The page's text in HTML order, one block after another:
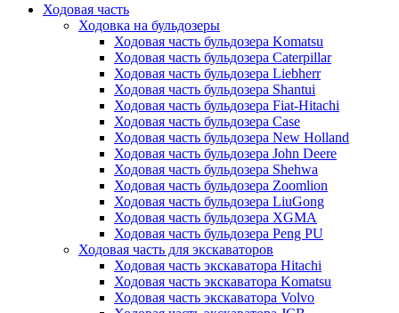
Ходовая часть
Ходовка на бульдозеры
Ходовая часть бульдозера Komatsu
Ходовая часть бульдозера Caterpillar
Ходовая часть бульдозера Liebherr
Ходовая часть бульдозера Shantui
Ходовая часть бульдозера Fiat-Hitachi
Ходовая часть бульдозера Case
Ходовая часть бульдозера New Holland
Ходовая часть бульдозера John Deere
Ходовая часть бульдозера Shehwa
Ходовая часть бульдозера Zoomlion
Ходовая часть бульдозера LiuGong
Ходовая часть бульдозера XGMA
Ходовая часть бульдозера Peng PU
Ходовая часть для экскаваторов
Ходовая часть экскаватора Hitachi
Ходовая часть экскаватора Komatsu
Ходовая часть экскаватора Volvo